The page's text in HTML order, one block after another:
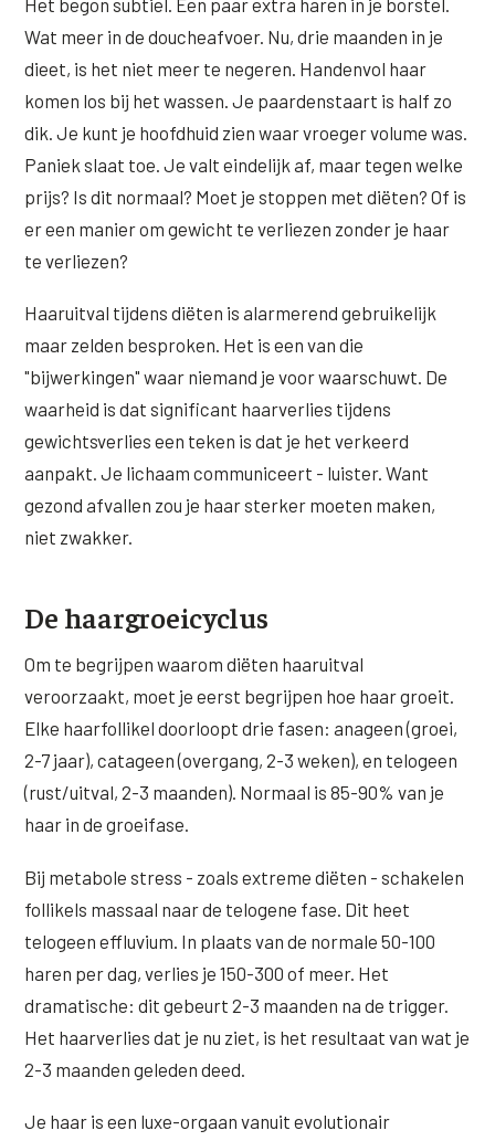
Wangen
CONTOUR & HALS
Kaaklijn
Decolleté
Hyperpigmentatie
Overmatig zweten
Kaalheid en haarverlies
Bekijk alle zones →
Saypha Volume Plus
Sculptra (collageen aanmaak)
Silhouette Soft
Teosyal Redensity
Epionce huidverzorging
Peeling
Plexr Soft Surgery
RRS HA Eyes
Tretinoïne (vitamine A zuur) crème
XL Hair
Volume Verlies Profiel
Atletisch verouderings profiel
Digitale Nek Profiel
Wat meer in de doucheafvoer. Nu, drie maanden in je
dieet, is het niet meer te negeren. Handenvol haar
komen los bij het wassen. Je paardenstaart is half zo
dik. Je kunt je hoofdhuid zien waar vroeger volume was.
Paniek slaat toe. Je valt eindelijk af, maar tegen welke
prijs? Is dit normaal? Moet je stoppen met diëten? Of is
er een manier om gewicht te verliezen zonder je haar
te verliezen?
Haaruitval tijdens diëten is alarmerend gebruikelijk
maar zelden besproken. Het is een van die
"bijwerkingen" waar niemand je voor waarschuwt. De
waarheid is dat significant haarverlies tijdens
gewichtsverlies een teken is dat je het verkeerd
aanpakt. Je lichaam communiceert - luister. Want
gezond afvallen zou je haar sterker moeten maken,
niet zwakker.
De haargroeicyclus
Om te begrijpen waarom diëten haaruitval
veroorzaakt, moet je eerst begrijpen hoe haar groeit.
Elke haarfollikel doorloopt drie fasen: anageen (groei,
2-7 jaar), catageen (overgang, 2-3 weken), en telogeen
(rust/uitval, 2-3 maanden). Normaal is 85-90% van je
haar in de groeifase.
Bij metabole stress - zoals extreme diëten - schakelen
follikels massaal naar de telogene fase. Dit heet
telogeen effluvium. In plaats van de normale 50-100
haren per dag, verlies je 150-300 of meer. Het
dramatische: dit gebeurt 2-3 maanden na de trigger.
Het haarverlies dat je nu ziet, is het resultaat van wat je
2-3 maanden geleden deed.
Je haar is een luxe-orgaan vanuit evolutionair